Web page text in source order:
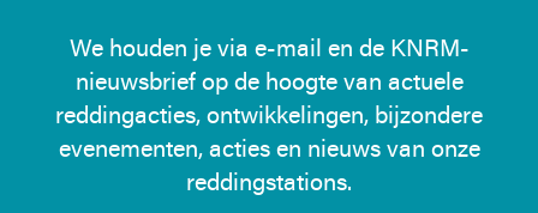
We houden je via e-mail en de KNRM-
nieuwsbrief op de hoogte van actuele
reddingacties, ontwikkelingen, bijzondere
evenementen, acties en nieuws van onze
reddingstations.